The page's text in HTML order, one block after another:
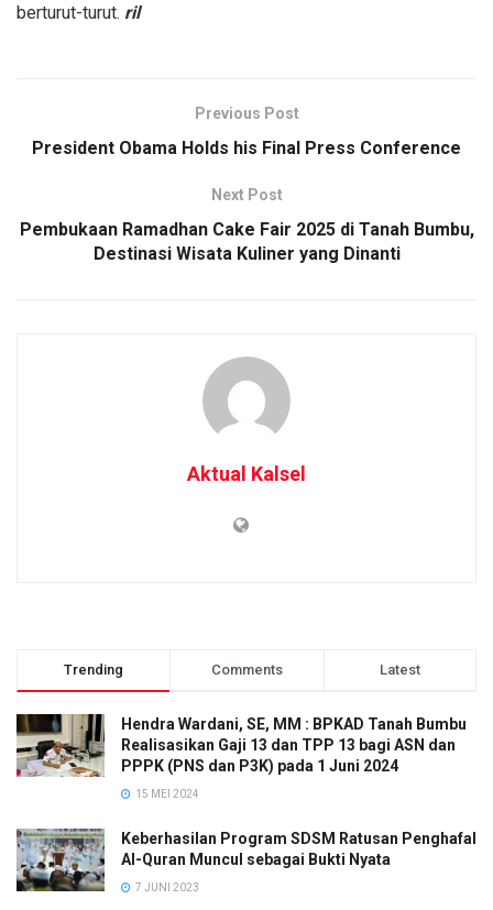
berturut-turut. ril
Previous Post
President Obama Holds his Final Press Conference
Next Post
Pembukaan Ramadhan Cake Fair 2025 di Tanah Bumbu,
Destinasi Wisata Kuliner yang Dinanti
Aktual Kalsel
Trending Comments Latest
Hendra Wardani, SE, MM : BPKAD Tanah Bumbu
Realisasikan Gaji 13 dan TPP 13 bagi ASN dan
PPPK (PNS dan P3K) pada 1 Juni 2024
15 MEI 2024
Keberhasilan Program SDSM Ratusan Penghafal
Al-Quran Muncul sebagai Bukti Nyata
7 JUNI 2023